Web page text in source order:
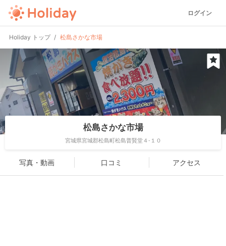
ログイン
Holiday トップ 松島さかな市場
松島さかな市場
宮城県宮城郡松島町松島普賢堂４-１０
写真・動画 口コミ アクセス